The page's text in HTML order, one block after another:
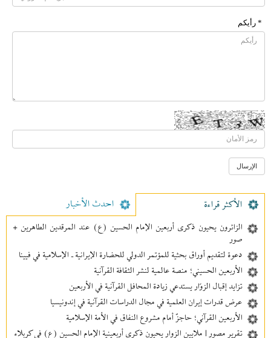
* رأیکم
الأکثر قراءة احدث الأخبار
الزائرون يحيون ذكرى أربعين الإمام الحسين (ع) عند المرقدين الطاهرين +
صور
دعوة لتقديم أوراق بحثية للمؤتمر الدولي للحضارة الإيرانية ـ الإسلامية في فيينا
الأربعين الحسيني؛ منصة عالمية لنشر الثقافة القرآنية
تزايد إقبال الزوّار يستدعي زيادة المحافل القرآنية في الأربعين
عرض قدرات إيران العلمية في مجال الدراسات القرآنية في إندونيسيا
الأربعين القرآني؛ حاجزٌ أمام مشروع النفاق في الأمة الإسلامية
تقرير مصور | ملايين الزوار يحيون ذكرى أربعينية الإمام الحسين (ع) في كربلاء